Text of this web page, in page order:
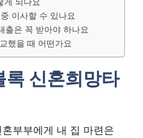
이사할 수 있나요
출은 꼭 받아야 하나요
했을 때 어떤가요
록 신혼희망타
부부에게 내 집 마련은